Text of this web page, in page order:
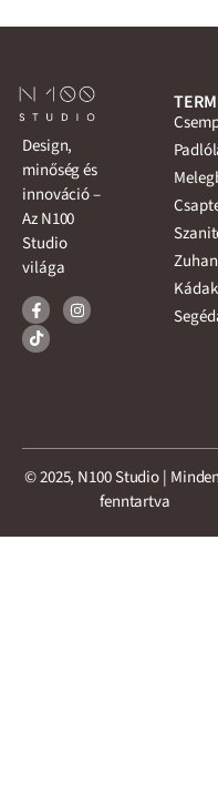
Design,
minőség és
innováció –
Az N100
Studio
világa
Kádak
© 2025, N100 Studio |
fenntartva